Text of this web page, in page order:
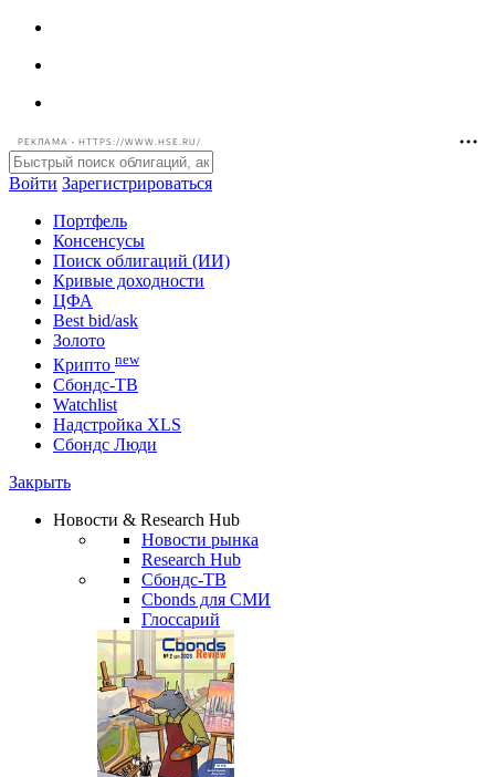
РЕКЛАМА • HTTPS://WWW.HSE.RU/
Войти Зарегистрироваться
Портфель
Консенсусы
Поиск облигаций (ИИ)
Кривые доходности
ЦФА
Best bid/ask
Золото
Крипто new
Watchlist
Сбондс Люди
Новости & Research Hub
Новости рынка
Research Hub
Сбондс-ТВ
Cbonds для СМИ
Глоссарий